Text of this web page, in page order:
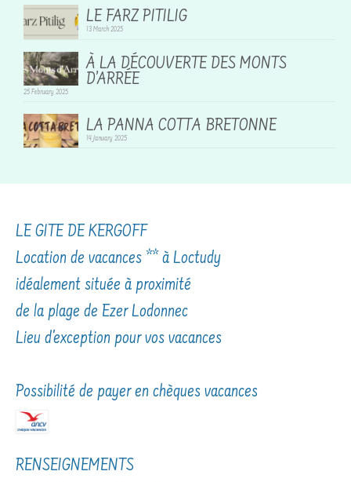
LE FARZ PITILIG
13 March 2025
À LA DÉCOUVERTE DES MONTS
D’ARRÉE
25 February 2025
LA PANNA COTTA BRETONNE
14 January 2025
LE GITE DE KERGOFF
Location de vacances ** à Loctudy
idéalement située à proximité
de la plage de Ezer Lodonnec
Lieu d'exception pour vos vacances
Possibilité de payer en chèques vacances
RENSEIGNEMENTS